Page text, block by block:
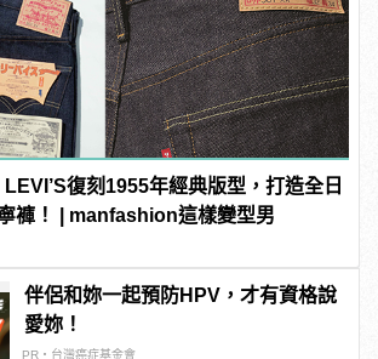
復刻1955年經典版型，打造全日
褲！ | manfashion這樣變型男
伴侶和妳一起預防HPV，才有資格說
愛妳！
PR・台灣癌症基金會